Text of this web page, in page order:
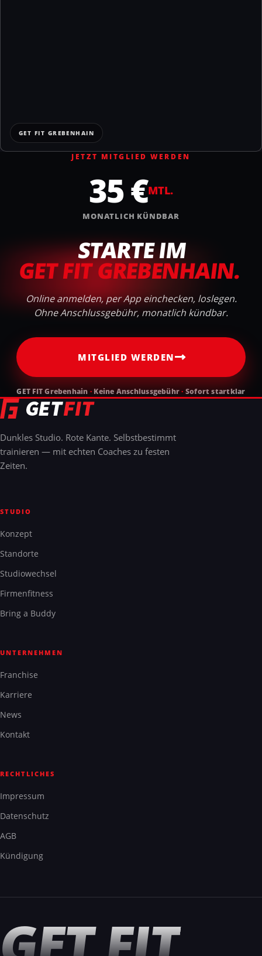
GET FIT GREBENHAIN
JETZT MITGLIED WERDEN
35 €MTL.
MONATLICH KÜNDBAR
STARTE IM
GET FIT GREBENHAIN.
Online anmelden, per App einchecken, loslegen.
Ohne Anschlussgebühr, monatlich kündbar.
MITGLIED WERDEN
GET FIT Grebenhain · Keine Anschlussgebühr· Sofort startklar
Dunkles Studio. Rote Kante. Selbstbestimmt
trainieren — mit echten Coaches zu festen
Zeiten.
STUDIO
Konzept
Standorte
Studiowechsel
Firmenfitness
Bring a Buddy
UNTERNEHMEN
Franchise
Karriere
News
Kontakt
RECHTLICHES
Impressum
Datenschutz
AGB
Kündigung